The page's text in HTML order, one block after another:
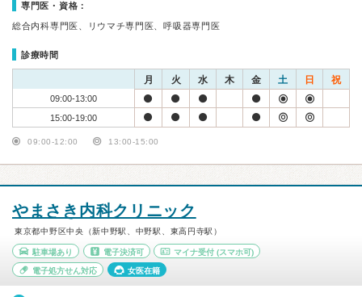
専門医・資格：
総合内科専門医、リウマチ専門医、呼吸器専門医
診療時間
月 火 水 木 金 土 日 祝
09:00-13:00
15:00-19:00
09:00-12:00 13:00-15:00
やまさき内科クリニック
東京都中野区中央（新中野駅、中野駅、東高円寺駅）
駐車場あり 電子決済可 マイナ受付 (スマホ可)
電子処方せん対応 女医在籍